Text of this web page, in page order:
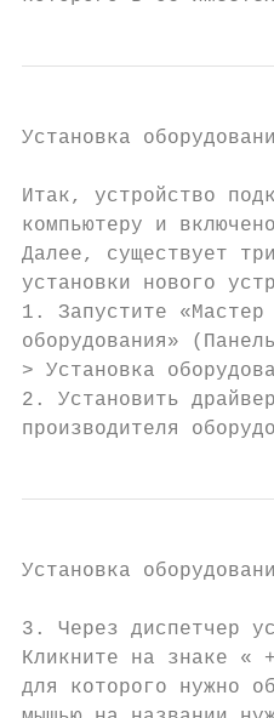
Установка
Итак, устройство
компьютеру и
Далее, существует
установки нового
1. Запустите «Мастер
оборудования»
> Установка
2. Установить
производителя
Установка
3. Через диспетчер
Кликните на знаке «
для которого нужно